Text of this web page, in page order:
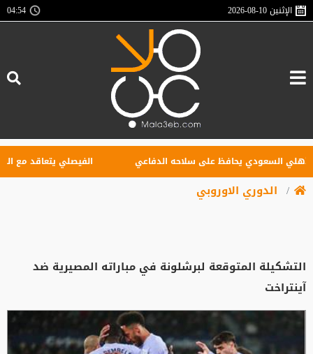
الإثنين2026-08-10
04:54
السعودي يحافظ على سلاحه الدفاعي الفيصلي يتعاقد مع
الدوري الاوروبي
التشكيلة المتوقعة لبرشلونة في مباراته المصيرية ضد
آينتراخت